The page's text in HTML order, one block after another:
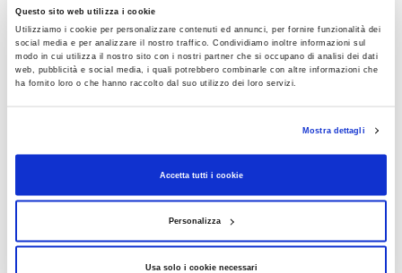
Questo sito web utilizza i cookie
Utilizziamo i cookie per personalizzare contenuti ed annunci, per fornire funzionalità dei
social media e per analizzare il nostro traffico. Condividiamo inoltre informazioni sul
modo in cui utilizza il nostro sito con i nostri partner che si occupano di analisi dei dati
web, pubblicità e social media, i quali potrebbero combinarle con altre informazioni che
ha fornito loro o che hanno raccolto dal suo utilizzo dei loro servizi.
Mostra dettagli
Accetta tutti i cookie
Personalizza
Usa solo i cookie necessari
LEGGI ANCHE